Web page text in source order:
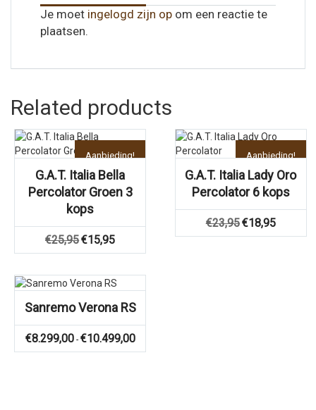
Je moet ingelogd zijn op om een reactie te
plaatsen.
Related products
Aanbieding!
G.A.T. Italia Bella
Percolator Groen 3
kops
€25,95 Oorspronkelijke
prijs
€15,95Huidige
Aanbieding!
G.A.T. Italia Lady Oro
Percolator 6 kops
€23,95 Oorspronkelijke
prijs
€18,95Huidige
prijs
Sanremo Verona RS
€8.299,00 - €10.499,00Prijsklasse: